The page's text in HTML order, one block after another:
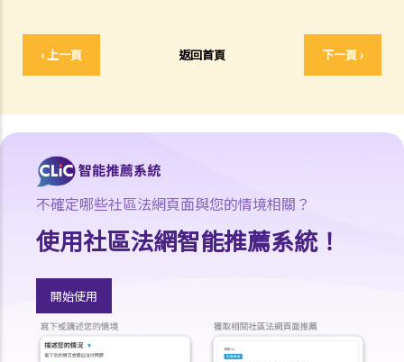
‹ 上一頁 返回首頁 下一頁 ›
11. 哪些民事案件的資料可以公開？ 是否所有證據、文件或證人陳述書
都可供公眾查閱？
1. 勞資審裁處會處理甚麼民事案件？
3. 區域法院會處理甚麼民事案件？
4. 高等法院原訟法庭會處理甚麼民事案件？
5. 我是否需要聘用律師處理我的案件？若與訟一方是有限公司，情況是
否不同？
位，而向他們提供法律意見？
2. 我可以請朋友代表我在法庭上發言嗎？
6. 如果精神上無行為能力的人或未成年人要展開訴訟，該怎麼辦？
不確定哪些社區法網頁面與您的情境相關？
使用社區法網智能推薦系統！
開始使用